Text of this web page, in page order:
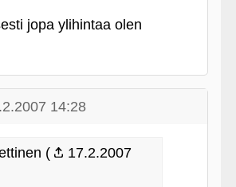
jopa ylihintaa olen
14:28
(
17.2.2007